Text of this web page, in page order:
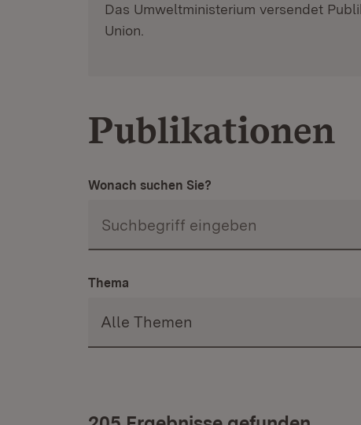
Das Umweltministerium versendet
Union.
Publikationen
Wonach suchen Sie?
Thema